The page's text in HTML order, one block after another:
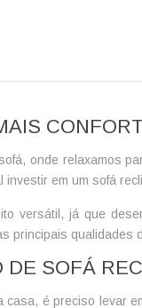
onde relaxamos
investir em um sofá
versátil, já que
principais qualidades
DE SOFÁ
é preciso levar